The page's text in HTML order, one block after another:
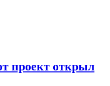
проект открыл